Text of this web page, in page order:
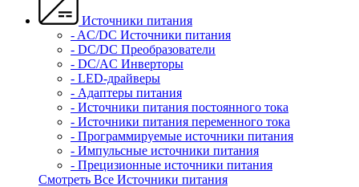
Источники питания
- AC/DC Источники питания
- DC/DC Преобразователи
- DC/AC Инверторы
- LED-драйверы
- Адаптеры питания
- Источники питания постоянного тока
- Источники питания переменного тока
- Программируемые источники питания
- Импульсные источники питания
- Прецизионные источники питания
Смотреть Все Источники питания